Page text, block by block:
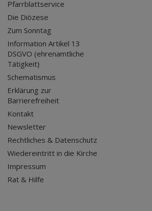
Pfarrblattservice
Die Diözese
Zum Sonntag
Information Artikel 13
DSGVO (ehrenamtliche
Tätigkeit)
Schematismus
Erklärung zur
Barrierefreiheit
Kontakt
Newsletter
Rechtliches & Datenschutz
Wiedereintritt in die Kirche
Impressum
Rat & Hilfe